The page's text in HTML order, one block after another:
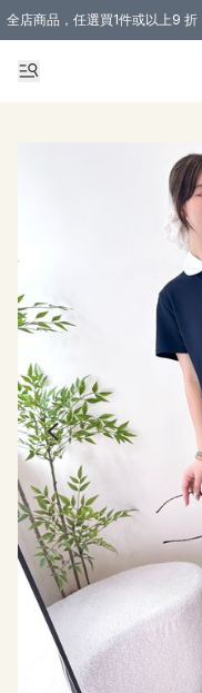
全店商品，任選買1件或以上9
購買 3 件商品或以上即享免運